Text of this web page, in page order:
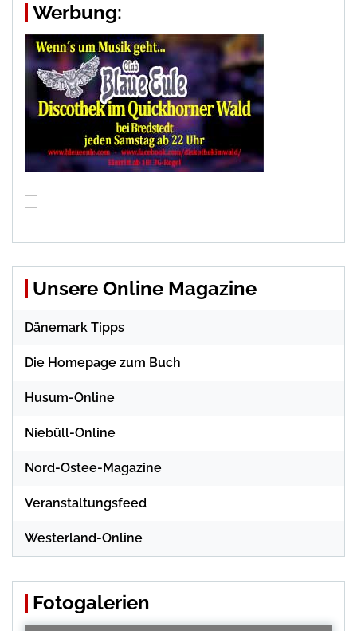
Werbung:
Unsere Online Magazine
Dänemark Tipps
Die Homepage zum Buch
Husum-Online
Niebüll-Online
Nord-Ostee-Magazine
Veranstaltungsfeed
Westerland-Online
Fotogalerien